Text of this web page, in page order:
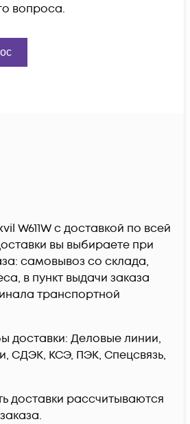
вопроса.
W611W c доставкой по всей
вы выбираете при
самовывоз со склада,
в пункт выдачи заказа
транспортной
доставки: Деловые линии,
СДЭК, КСЭ, ПЭК, Спецсвязь,
доставки рассчитываются